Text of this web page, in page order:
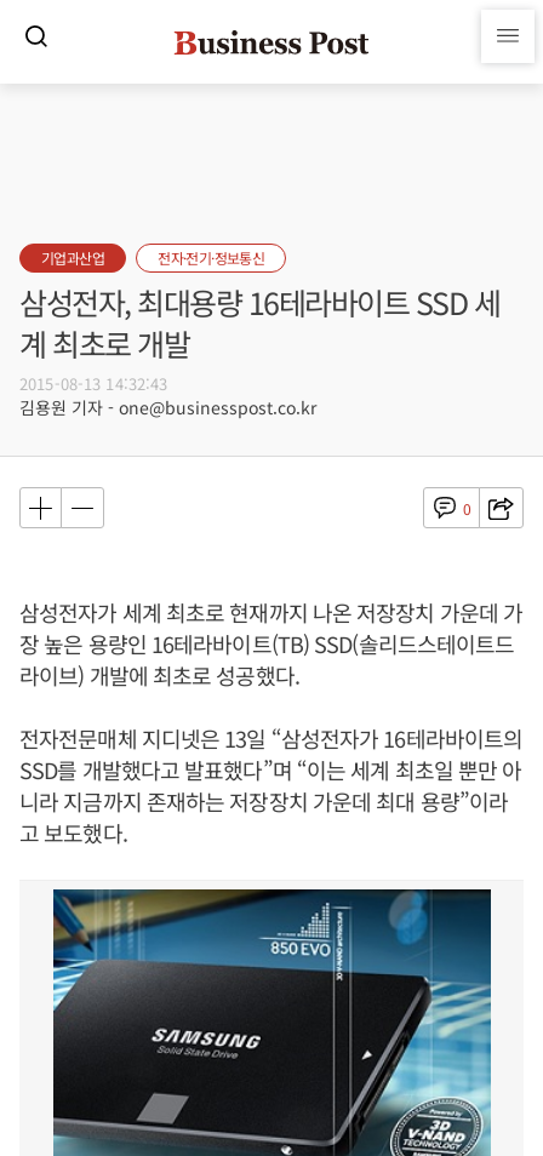
기업과산업 전자·전기·정보통신
삼성전자, 최대용량 16테라바이트 SSD 세
계 최초로 개발
2015-08-13 14:32:43
김용원 기자 - one@businesspost.co.kr
0
삼성전자가 세계 최초로 현재까지 나온 저장장치 가운데 가
장 높은 용량인 16테라바이트(TB) SSD(솔리드스테이트드
라이브) 개발에 최초로 성공했다.
전자전문매체 지디넷은 13일 “삼성전자가 16테라바이트의
SSD를 개발했다고 발표했다”며 “이는 세계 최초일 뿐만 아
니라 지금까지 존재하는 저장장치 가운데 최대 용량”이라
고 보도했다.